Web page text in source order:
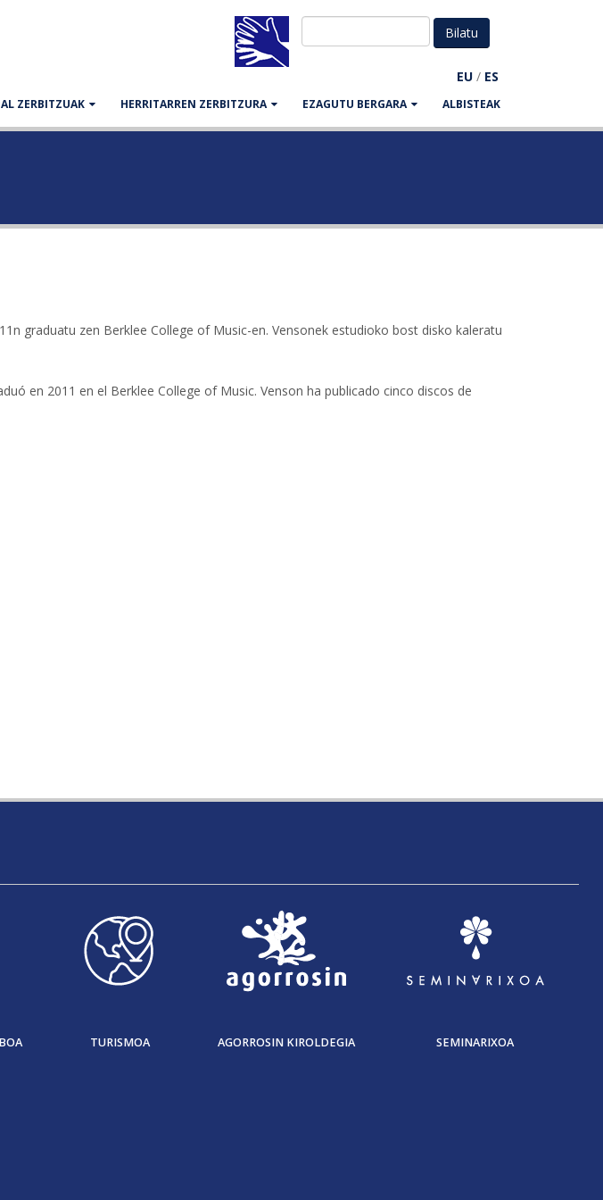
EU / ES
ZERBITZUAK HERRITARREN ZERBITZURA EZAGUTU BERGARA ALBISTEAK
graduatu zen Berklee College of Music-en. Vensonek estudioko bost disko kaleratu
en 2011 en el Berklee College of Music. Venson ha publicado cinco discos de
TURISMOA AGORROSIN KIROLDEGIA SEMINARIXOA